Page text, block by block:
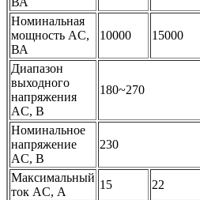
Номинальная
мощность AC,
ВА
10000 15000
Диапазон
выходного
напряжения
AC, В
180~270
Номинальное
напряжение
AC, В
230
Максимальный
ток AC, А
15 22